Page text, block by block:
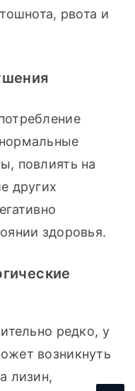
рвота и
повлиять на
других
здоровья.
редко, у
возникнуть
лизин,